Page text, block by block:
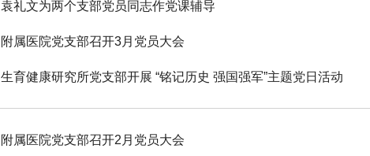
袁礼文为两个支部党员同志作党课辅导
附属医院党支部召开3月党员大会
生育健康研究所党支部开展 “铭记历史 强国强军”主题党日活动
附属医院党支部召开2月党员大会